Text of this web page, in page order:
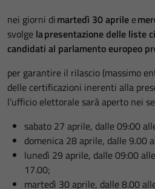
nei giorni dimartedì 30 aprile e
svolge lapresentazione delle liste
candidati al parlamento europeo
per garantire il rilascio (massimo
delle certificazioni inerenti alla
l’ufficio elettorale sarà aperto nei
sabato 27 aprile, dalle 09:00
domenica 28 aprile, dalle 9.00
lunedì 29 aprile, dalle 09:00
17.00;
martedì 30 aprile, dalle 8.00